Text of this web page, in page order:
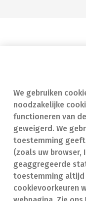
We gebruiken
noodzakelijke
functioneren van
geweigerd. We
toestemming
(zoals uw browser,
geaggregeerde
toestemming altijd
cookievoorkeuren
Vind een
Onze expertise
Ziekten